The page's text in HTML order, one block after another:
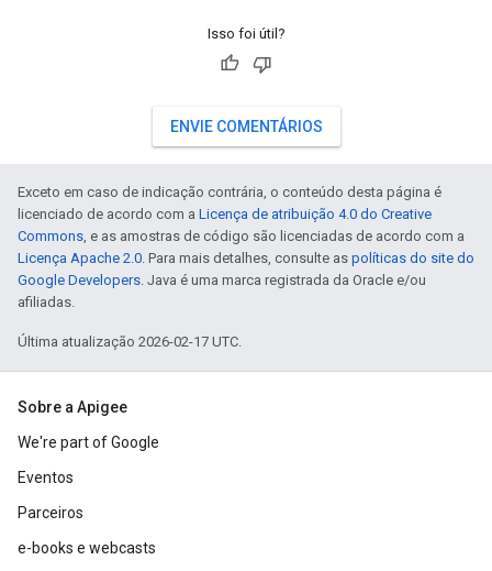
Isso foi útil?
ENVIE COMENTÁRIOS
Exceto em caso de indicação contrária, o conteúdo desta página é
licenciado de acordo com a Licença de atribuição 4.0 do Creative
Commons, e as amostras de código são licenciadas de acordo com a
Licença Apache 2.0. Para mais detalhes, consulte as políticas do site do
Google Developers. Java é uma marca registrada da Oracle e/ou
afiliadas.
Última atualização 2026-02-17 UTC.
Sobre a Apigee
We're part of Google
Eventos
Parceiros
e-books e webcasts